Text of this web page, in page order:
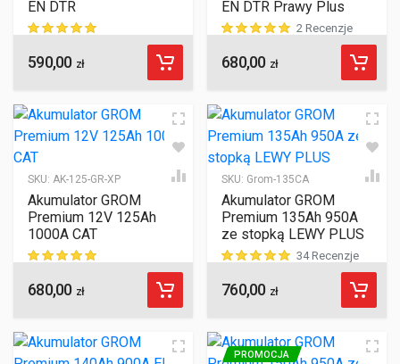
EN DTR
ocen klientów
590,00 zł
EN DTR Prawy Plus
ocen klientów
2 Recenzje
680,00 zł
SKU: AK-125-GR-XP
Akumulator GROM
Premium 12V 125Ah
1000A CAT
ocen klientów
680,00 zł
SKU: Grom-135CA
Akumulator GROM
Premium 135Ah 950A
ze stopką LEWY PLUS
ocen klientów
34 Recenzje
760,00 zł
PROMOCJA